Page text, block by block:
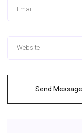
Send Message